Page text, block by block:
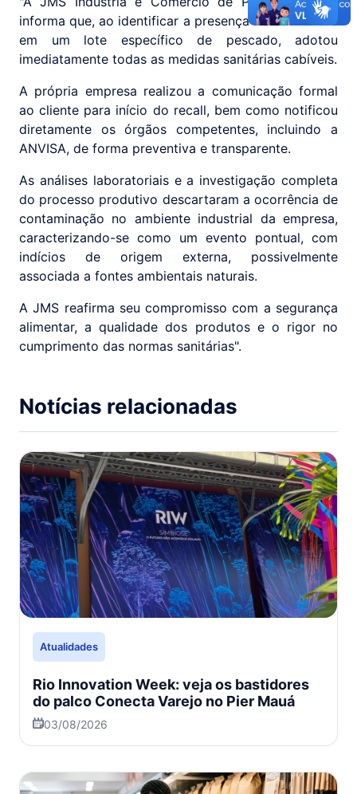
informa que, ao identificar a presença de Salmonella
em um lote específico de pescado, adotou
imediatamente todas as medidas sanitárias cabíveis.
A própria empresa realizou a comunicação formal
ao cliente para início do recall, bem como notificou
diretamente os órgãos competentes, incluindo a
ANVISA, de forma preventiva e transparente.
As análises laboratoriais e a investigação completa
do processo produtivo descartaram a ocorrência de
contaminação no ambiente industrial da empresa,
caracterizando-se como um evento pontual, com
indícios de origem externa, possivelmente
associada a fontes ambientais naturais.
A JMS reafirma seu compromisso com a segurança
alimentar, a qualidade dos produtos e o rigor no
cumprimento das normas sanitárias".
Notícias relacionadas
Atualidades
Rio Innovation Week: veja os bastidores
do palco Conecta Varejo no Pier Mauá
03/08/2026